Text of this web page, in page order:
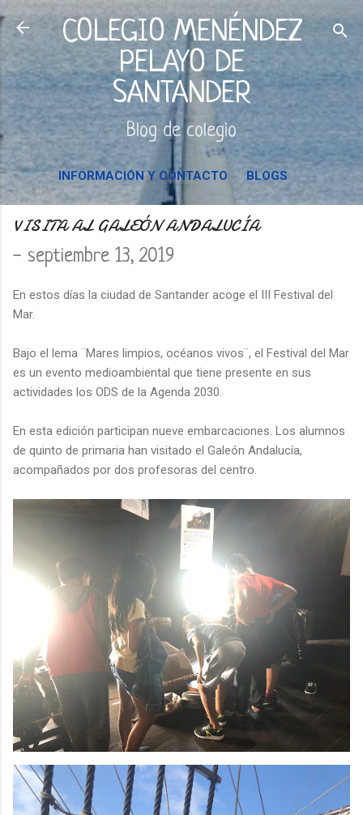
Ir al contenido principal
COLEGIO MENÉNDEZ
PELAYO DE
SANTANDER
Blog de colegio
INFORMACIÓN Y CONTACTO BLOGS
VISITA AL GALEÓN ANDALUCÍA
- septiembre 13, 2019
En estos días la ciudad de Santander acoge el III Festival del
Mar.
Bajo el lema ¨Mares limpios, océanos vivos¨, el Festival del Mar
es un evento medioambiental que tiene presente en sus
actividades los ODS de la Agenda 2030.
En esta edición participan nueve embarcaciones. Los alumnos
de quinto de primaria han visitado el Galeón Andalucía,
acompañados por dos profesoras del centro.